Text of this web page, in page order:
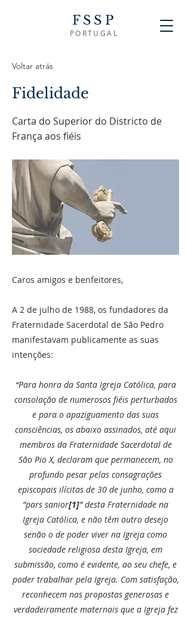
FSSP
PORTUGAL
Voltar atrás
Fidelidade
Carta do Superior do Districto de
França aos fiéis
Caros amigos e benfeitores,
A 2 de julho de 1988, os fundadores da
Fraternidade Sacerdotal de São Pedro
manifestavam publicamente as suas
intenções:
“Para honra da Santa Igreja Católica, para
consolação de numerosos fiéis perturbados
e para o apaziguamento das suas
consciências, os abaixo assinados, até aqui
membros da Fraternidade Sacerdotal de
São Pio X, declaram que permanecem, no
profundo pesar pelas consagrações
episcopais ilícitas de 30 de junho, como a
”pars sanior[1]” desta Fraternidade na
Igreja Católica, e não têm outro desejo
senão o de poder viver na Igreja como
sociedade religiosa desta Igreja, em
submissão, como é evidente, ao seu chefe, e
poder trabalhar pela Igreja. Com satisfação,
reconhecem nas propostas generosas e
verdadeiramente maternais que a Igreja fez